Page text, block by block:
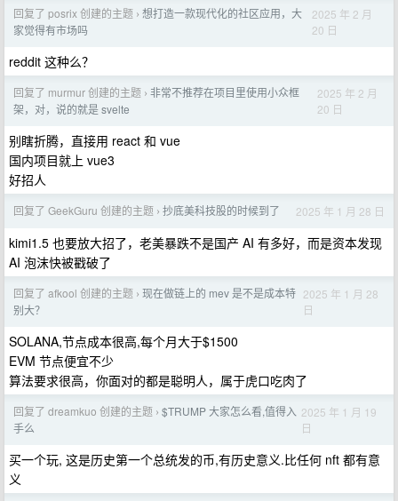
回复了 posrix 创建的主题 › 想打造一款现代化的社区应用，大
家觉得有市场吗
2025 年 2 月
20 日
reddit 这种么？
回复了 murmur 创建的主题 › 非常不推荐在项目里使用小众框
架，对，说的就是 svelte
2025 年 2 月
20 日
别瞎折腾，直接用 react 和 vue
国内项目就上 vue3
好招人
回复了 GeekGuru 创建的主题 › 抄底美科技股的时候到了 2025 年 1 月 28 日
kimi1.5 也要放大招了，老美暴跌不是国产 AI 有多好，而是资本发现
AI 泡沫快被戳破了
回复了 afkool 创建的主题 › 现在做链上的 mev 是不是成本特
别大？
2025 年 1 月 28
日
SOLANA,节点成本很高,每个月大于$1500
EVM 节点便宜不少
算法要求很高，你面对的都是聪明人，属于虎口吃肉了
回复了 dreamkuo 创建的主题 › $TRUMP 大家怎么看,值得入
手么
2025 年 1 月 19
日
买一个玩, 这是历史第一个总统发的币,有历史意义.比任何 nft 都有意
义